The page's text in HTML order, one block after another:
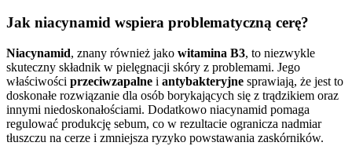
Jak niacynamid wspiera problematyczną cerę?
Niacynamid, znany również jako witamina B3, to niezwykle
skuteczny składnik w pielęgnacji skóry z problemami. Jego
właściwości przeciwzapalne i antybakteryjne sprawiają, że jest to
doskonałe rozwiązanie dla osób borykających się z trądzikiem oraz
innymi niedoskonałościami. Dodatkowo niacynamid pomaga
regulować produkcję sebum, co w rezultacie ogranicza nadmiar
tłuszczu na cerze i zmniejsza ryzyko powstawania zaskórników.